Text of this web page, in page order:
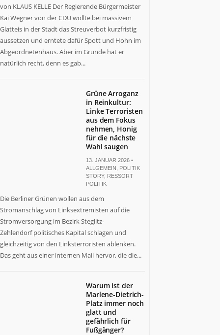
von KLAUS KELLE Der Regierende Bürgermeister
Kai Wegner von der CDU wollte bei massivem
Glatteis in der Stadt das Streuverbot kurzfristig
aussetzen und erntete dafür Spott und Hohn im
Abgeordnetenhaus. Aber im Grunde hat er
natürlich recht, denn es gab...
Grüne Arroganz
in Reinkultur:
Linke Terroristen
aus dem Fokus
nehmen, Honig
für die nächste
Wahl saugen
13. JANUAR 2026 •
ALLGEMEIN
POLITIK
STORY, RESSORT
POLITIK
Die Berliner Grünen wollen aus dem
Stromanschlag von Linksextremisten auf die
Stromversorgung im Bezirk Steglitz-
Zehlendorf politisches Kapital schlagen und
gleichzeitig von den Linksterroristen ablenken.
Das geht aus einer internen Mail hervor, die die...
Warum ist der
Marlene-Dietrich-
Platz immer noch
glatt und
gefährlich für
Fußgänger?